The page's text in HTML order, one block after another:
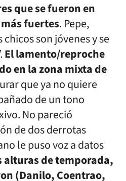
que se fueron en
fuertes. Pepe,
son jóvenes y se
El lamento/reproche
en la zona mixta de
que ya no quiere
de un tono
No pareció
de dos derrotas
le puso voz a datos
alturas de temporada,
(Danilo, Coentrao,